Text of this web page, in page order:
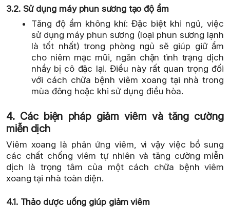
3.2. Sử dụng máy phun sương tạo độ ẩm
Tăng độ ẩm không khí: Đặc biệt khi ngủ, việc
sử dụng máy phun sương (loại phun sương lạnh
là tốt nhất) trong phòng ngủ sẽ giúp giữ ẩm
cho niêm mạc mũi, ngăn chặn tình trạng dịch
nhầy bị cô đặc lại. Điều này rất quan trọng đối
với cách chữa bệnh viêm xoang tại nhà trong
mùa đông hoặc khi sử dụng điều hòa.
4. Các biện pháp giảm viêm và tăng cường
miễn dịch
Viêm xoang là phản ứng viêm, vì vậy việc bổ sung
các chất chống viêm tự nhiên và tăng cường miễn
dịch là trọng tâm của một cách chữa bệnh viêm
xoang tại nhà toàn diện.
4.1. Thảo dược uống giúp giảm viêm